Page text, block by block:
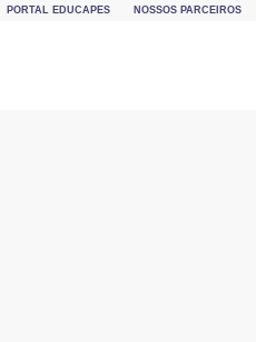
PORTAL EDUCAPES NOSSOS PARCEIROS